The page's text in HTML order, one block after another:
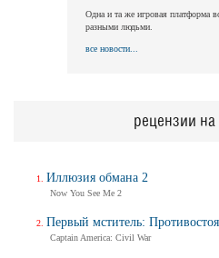
Одна и та же игровая платформа
разными людьми.
все новости...
рецензии
Иллюзия обмана 2
Now You See Me 2
Первый мститель:
Captain America: Civil War